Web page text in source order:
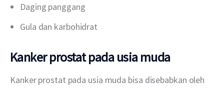
Daging panggang
Gula dan karbohidrat
Kanker prostat pada usia muda
Kanker prostat pada usia muda bisa disebabkan oleh